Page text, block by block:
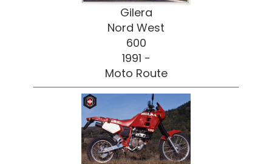
Gilera
Nord West
600
1991 -
Moto Route